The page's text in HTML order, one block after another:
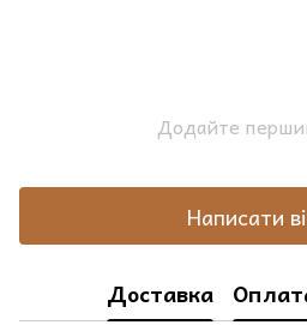
Додайте
Написати
Доставка